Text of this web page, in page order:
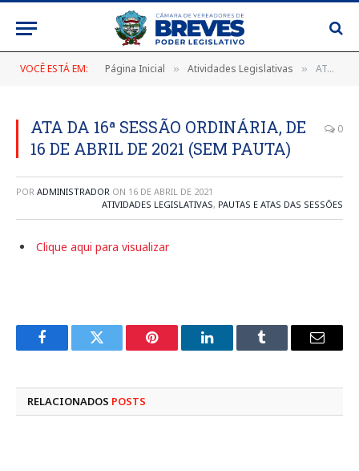
VOCÊ ESTÁ EM: Página Inicial » Atividades Legislativas » ATA DA 16ª SESSÃO ORDINÁRIA, DE 16 DE ABRIL DE 2021 (SEM PAUTA)
ATA DA 16ª SESSÃO ORDINÁRIA, DE
16 DE ABRIL DE 2021 (SEM PAUTA)
0
POR ADMINISTRADOR ON 16 DE ABRIL DE 2021
ATIVIDADES LEGISLATIVAS, PAUTAS E ATAS DAS SESSÕES
Clique aqui para visualizar
FacebookTwitter Pinterest LinkedInTumblr
E-
RELACIONADOS POSTS